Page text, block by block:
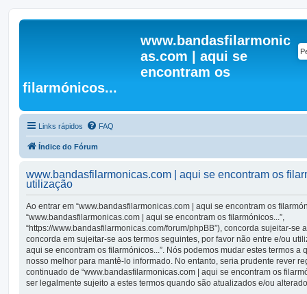
www.bandasfilarmonic
as.com | aqui se
encontram os
filarmónicos...
Links rápidos FAQ
Índice do Fórum
www.bandasfilarmonicas.com | aqui se encontram os
utilização
Ao entrar em “www.bandasfilarmonicas.com | aqui se encontram os
“www.bandasfilarmonicas.com | aqui se encontram os filarmónicos...”,
“https://www.bandasfilarmonicas.com/forum/phpBB”), concorda sujeitar-se
concorda em sujeitar-se aos termos seguintes, por favor não entre e/ou
aqui se encontram os filarmónicos...”. Nós podemos mudar estes termos a
nosso melhor para mantê-lo informado. No entanto, seria prudente rever
continuado de “www.bandasfilarmonicas.com | aqui se encontram os
ser legalmente sujeito a estes termos quando são atualizados e/ou